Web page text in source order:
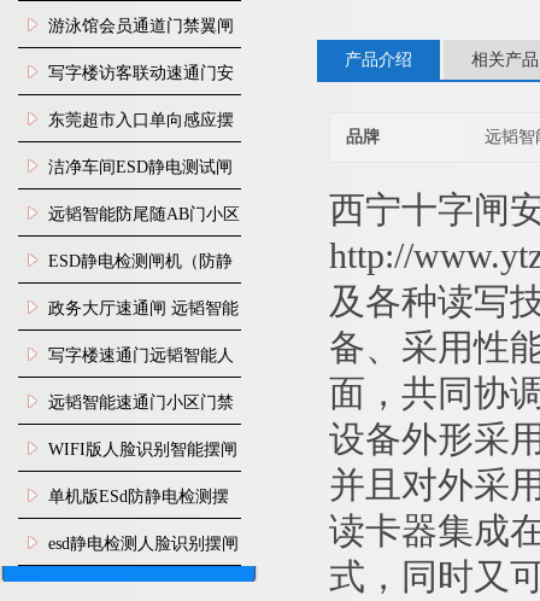
闸机
游泳馆会员通道门禁翼闸
写字楼访客联动速通门安
装
东莞超市入口单向感应摆
闸安装
洁净车间ESD静电测试闸
机
远韬智能防尾随AB门小区
门禁闸机安装
​ESD静电检测闸机（防静
电门禁通道系统）
政务大厅速通闸 远韬智能
防尾随静音速通门
写字楼速通门远韬智能人
脸识别快速通道闸
远韬智能速通门小区门禁
闸机食堂消费摆闸
WIFI版人脸识别智能摆闸
机
单机版ESd防静电检测摆
闸机
esd静电检测人脸识别摆闸
安装
产品介绍 相关产品
品牌 远韬智
西宁十字闸
http://
及各种读写
备、采用性
面，共同协
设备外形采
并且对外采
读卡器集成
式，同时又